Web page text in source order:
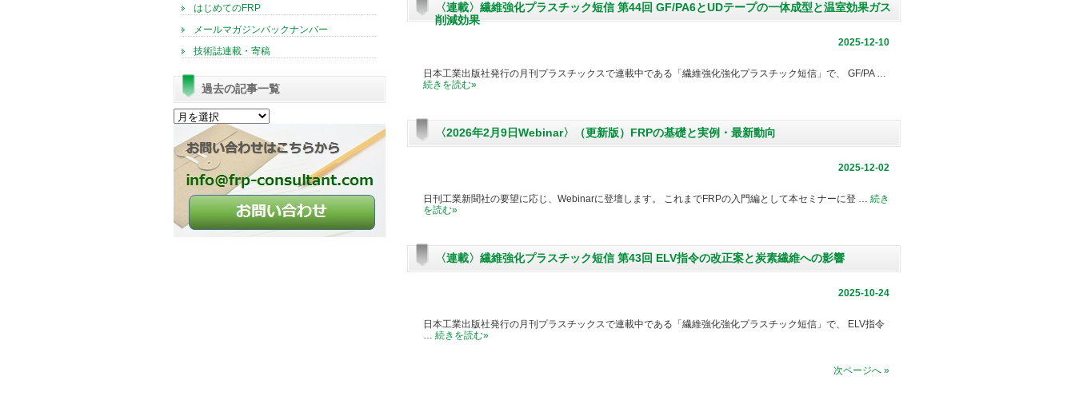
〈連載〉繊維強化プラスチック短信 第44回 GF/PA6とUDテープの一体成型と温室効果ガス
削減効果
2025-12-10
日本工業出版社発行の月刊プラスチックスで連載中である「繊維強化強化プラスチック短信」で、 GF/PA …
続きを読む»
〈2026年2月9日Webinar〉（更新版）FRPの基礎と実例・最新動向
2025-12-02
日刊工業新聞社の要望に応じ、Webinarに登壇します。 これまでFRPの入門編として本セミナーに登 … 続き
を読む»
〈連載〉繊維強化プラスチック短信 第43回 ELV指令の改正案と炭素繊維への影響
2025-10-24
日本工業出版社発行の月刊プラスチックスで連載中である「繊維強化強化プラスチック短信」で、 ELV指令
… 続きを読む»
次ページへ »
はじめてのFRP
メールマガジンバックナンバー
技術誌連載・寄稿
過去の記事一覧
過
去
記
事